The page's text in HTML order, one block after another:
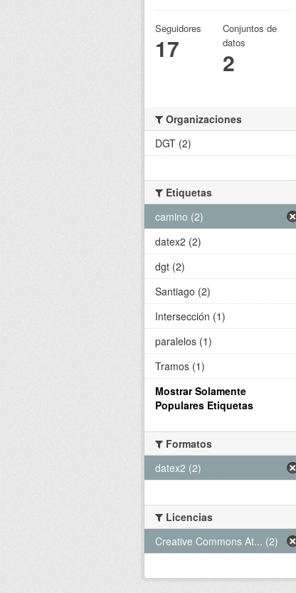
Seguidores
17
Conjuntos de
datos
2
Organizaciones
DGT (2)
Etiquetas
camino (2)
datex2 (2)
dgt (2)
Santiago (2)
Intersección (1)
paralelos (1)
Tramos (1)
Mostrar Solamente
Populares Etiquetas
Formatos
datex2 (2)
Licencias
Creative Commons At... (2)